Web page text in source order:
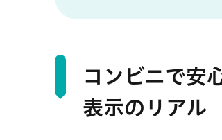
コンビニで安
表示のリアル